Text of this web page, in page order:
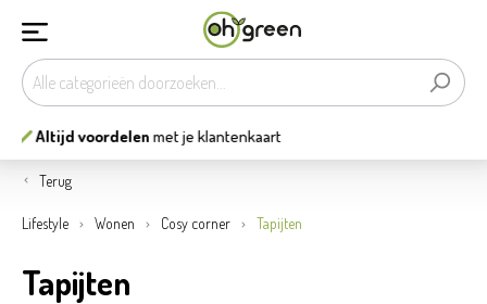
13mooiste tuincentra
Terug
Lifestyle Wonen Cosy corner Tapijten
Tapijten